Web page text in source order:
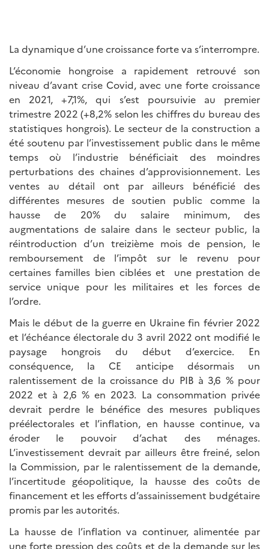
La dynamique d’une croissance forte va s’interrompre.
L’économie hongroise a rapidement retrouvé son
niveau d’avant crise Covid, avec une forte croissance
en 2021, +7,1%, qui s’est poursuivie au premier
trimestre 2022 (+8,2% selon les chiffres du bureau des
statistiques hongrois). Le secteur de la construction a
été soutenu par l’investissement public dans le même
temps où l’industrie bénéficiait des moindres
perturbations des chaines d’approvisionnement. Les
ventes au détail ont par ailleurs bénéficié des
différentes mesures de soutien public comme la
hausse de 20% du salaire minimum, des
augmentations de salaire dans le secteur public, la
réintroduction d’un treizième mois de pension, le
remboursement de l’impôt sur le revenu pour
certaines familles bien ciblées et une prestation de
service unique pour les militaires et les forces de
l’ordre.
Mais le début de la guerre en Ukraine fin février 2022
et l’échéance électorale du 3 avril 2022 ont modifié le
paysage hongrois du début d’exercice. En
conséquence, la CE anticipe désormais un
ralentissement de la croissance du PIB à 3,6 % pour
2022 et à 2,6 % en 2023. La consommation privée
devrait perdre le bénéfice des mesures publiques
préélectorales et l’inflation, en hausse continue, va
éroder le pouvoir d’achat des ménages.
L’investissement devrait par ailleurs être freiné, selon
la Commission, par le ralentissement de la demande,
l’incertitude géopolitique, la hausse des coûts de
financement et les efforts d’assainissement budgétaire
promis par les autorités.
La hausse de l’inflation va continuer, alimentée par
une forte pression des coûts et de la demande sur les